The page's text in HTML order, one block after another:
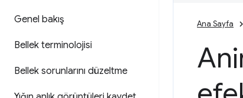
Genel bakış
Bellek terminolojisi
Bellek sorunlarını düzeltme
Ana Sayfa